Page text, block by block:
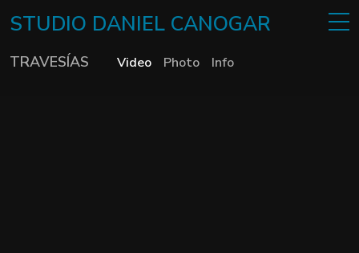
STUDIO DANIEL CANOGAR
TRAVESÍAS Video Photo Info